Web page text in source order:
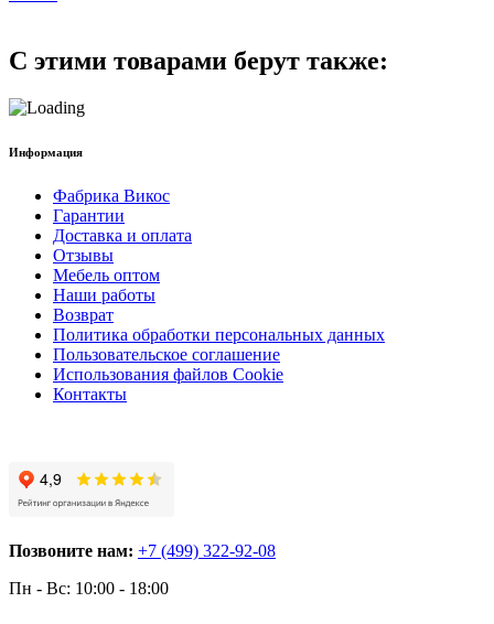
С этими товарами берут также:
Информация
Фабрика Викос
Гарантии
Доставка и оплата
Отзывы
Мебель оптом
Наши работы
Возврат
Политика обработки персональных данных
Пользовательское соглашение
Использования файлов Cookie
Контакты
Позвоните нам: +7 (499) 322-92-08
Пн - Вс: 10:00 - 18:00